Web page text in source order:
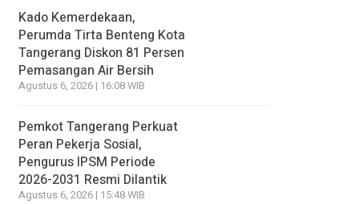
Kado Kemerdekaan,
Perumda Tirta Benteng Kota
Tangerang Diskon 81 Persen
Pemasangan Air Bersih
Agustus 6, 2026 | 16:08 WIB
Pemkot Tangerang Perkuat
Peran Pekerja Sosial,
Pengurus IPSM Periode
2026-2031 Resmi Dilantik
Agustus 6, 2026 | 15:48 WIB